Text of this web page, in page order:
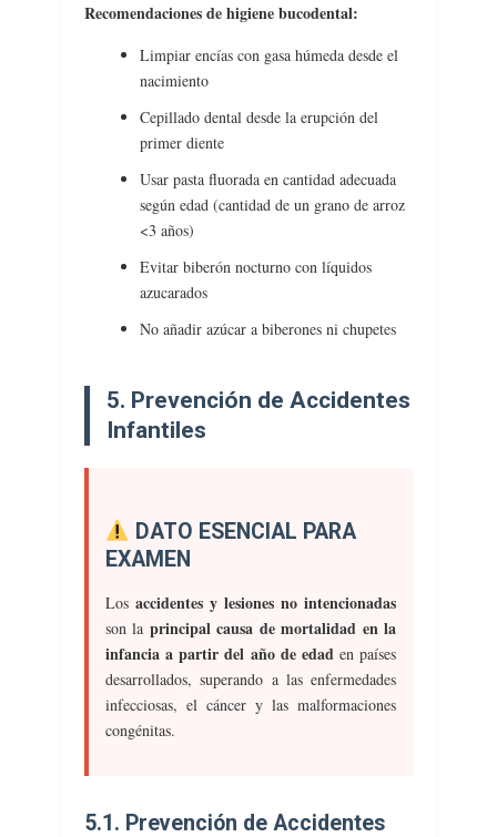
Recomendaciones de higiene bucodental:
Limpiar encías con gasa húmeda desde el
nacimiento
Cepillado dental desde la erupción del
primer diente
Usar pasta fluorada en cantidad adecuada
según edad (cantidad de un grano de arroz
<3 años)
Evitar biberón nocturno con líquidos
azucarados
No añadir azúcar a biberones ni chupetes
5. Prevención de Accidentes
Infantiles
DATO ESENCIAL PARA
EXAMEN
Los accidentes y lesiones no intencionadas
son la principal causa de mortalidad en la
infancia a partir del año de edad en países
desarrollados, superando a las enfermedades
infecciosas, el cáncer y las malformaciones
congénitas.
5.1. Prevención de Accidentes